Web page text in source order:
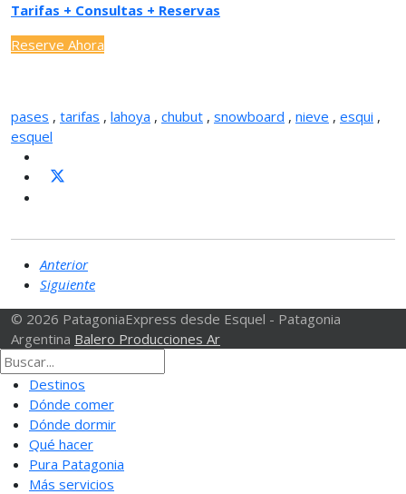
Tarifas + Consultas + Reservas
Reserve Ahora
pases , tarifas , lahoya , chubut , snowboard , nieve , esqui ,
esquel
Anterior
Siguiente
© 2026 PatagoniaExpress desde Esquel - Patagonia
Argentina Balero Producciones Ar
Destinos
Dónde comer
Dónde dormir
Qué hacer
Pura Patagonia
Más servicios